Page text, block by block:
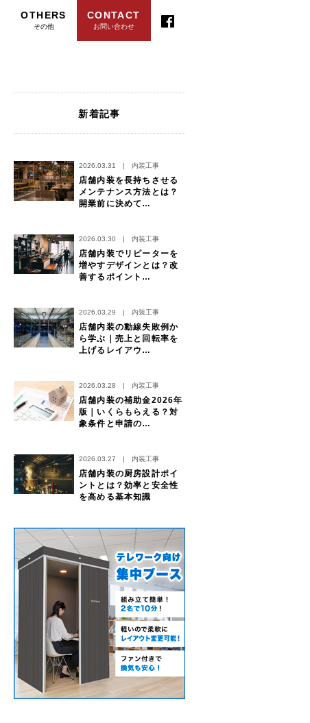
OTHERS
その他
CONTACT
お問い合わせ
新着記事
2026.03.31 | 内装工事
店舗内装を長持ちさせる
メンテナンス方法とは？
開業前に決めて…
2026.03.30 | 内装工事
店舗内装でリピーターを
増やすデザインとは？改
善するポイント…
2026.03.29 | 内装工事
店舗内装の動線失敗例か
ら学ぶ｜売上と回転率を
上げるレイアウ…
2026.03.28 | 内装工事
店舗内装の補助金2026年
版｜いくらもらえる？対
象条件と申請の…
2026.03.27 | 内装工事
店舗内装の厨房設計ポイ
ントとは？効率と安全性
を高める基本知識